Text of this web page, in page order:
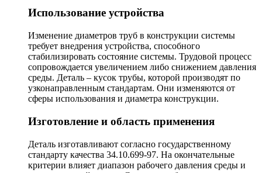
Использование устройства
Изменение диаметров труб в конструкции системы
требует внедрения устройства, способного
стабилизировать состояние системы. Трудовой процесс
сопровождается увеличением либо снижением давления
среды. Деталь – кусок трубы, которой производят по
узконаправленным стандартам. Они изменяются от
сферы использования и диаметра конструкции.
Изготовление и область применения
Деталь изготавливают согласно государственному
стандарту качества 34.10.699-97. На окончательные
критерии влияет диапазон рабочего давления среды и